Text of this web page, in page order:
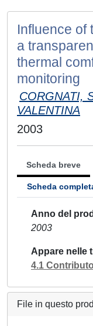
Influence of
a
thermal
monitoring
CORGNATI,
VALENTINA
2003
Scheda breve
Scheda
Anno del
2003
Appare nelle
4.1
File in questo